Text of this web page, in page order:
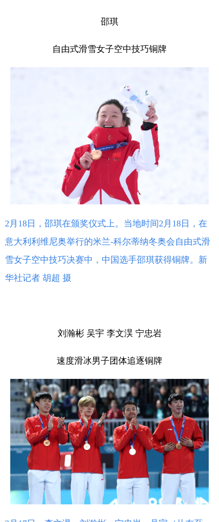
邵琪
自由式滑雪女子空中技巧铜牌
2月18日，邵琪在颁奖仪式上。当地时间2月18日，在
意大利利维尼奥举行的米兰-科尔蒂纳冬奥会自由式滑
雪女子空中技巧决赛中，中国选手邵琪获得铜牌。新
华社记者 胡超 摄
刘瀚彬 吴宇 李文淏 宁忠岩
速度滑冰男子团体追逐铜牌